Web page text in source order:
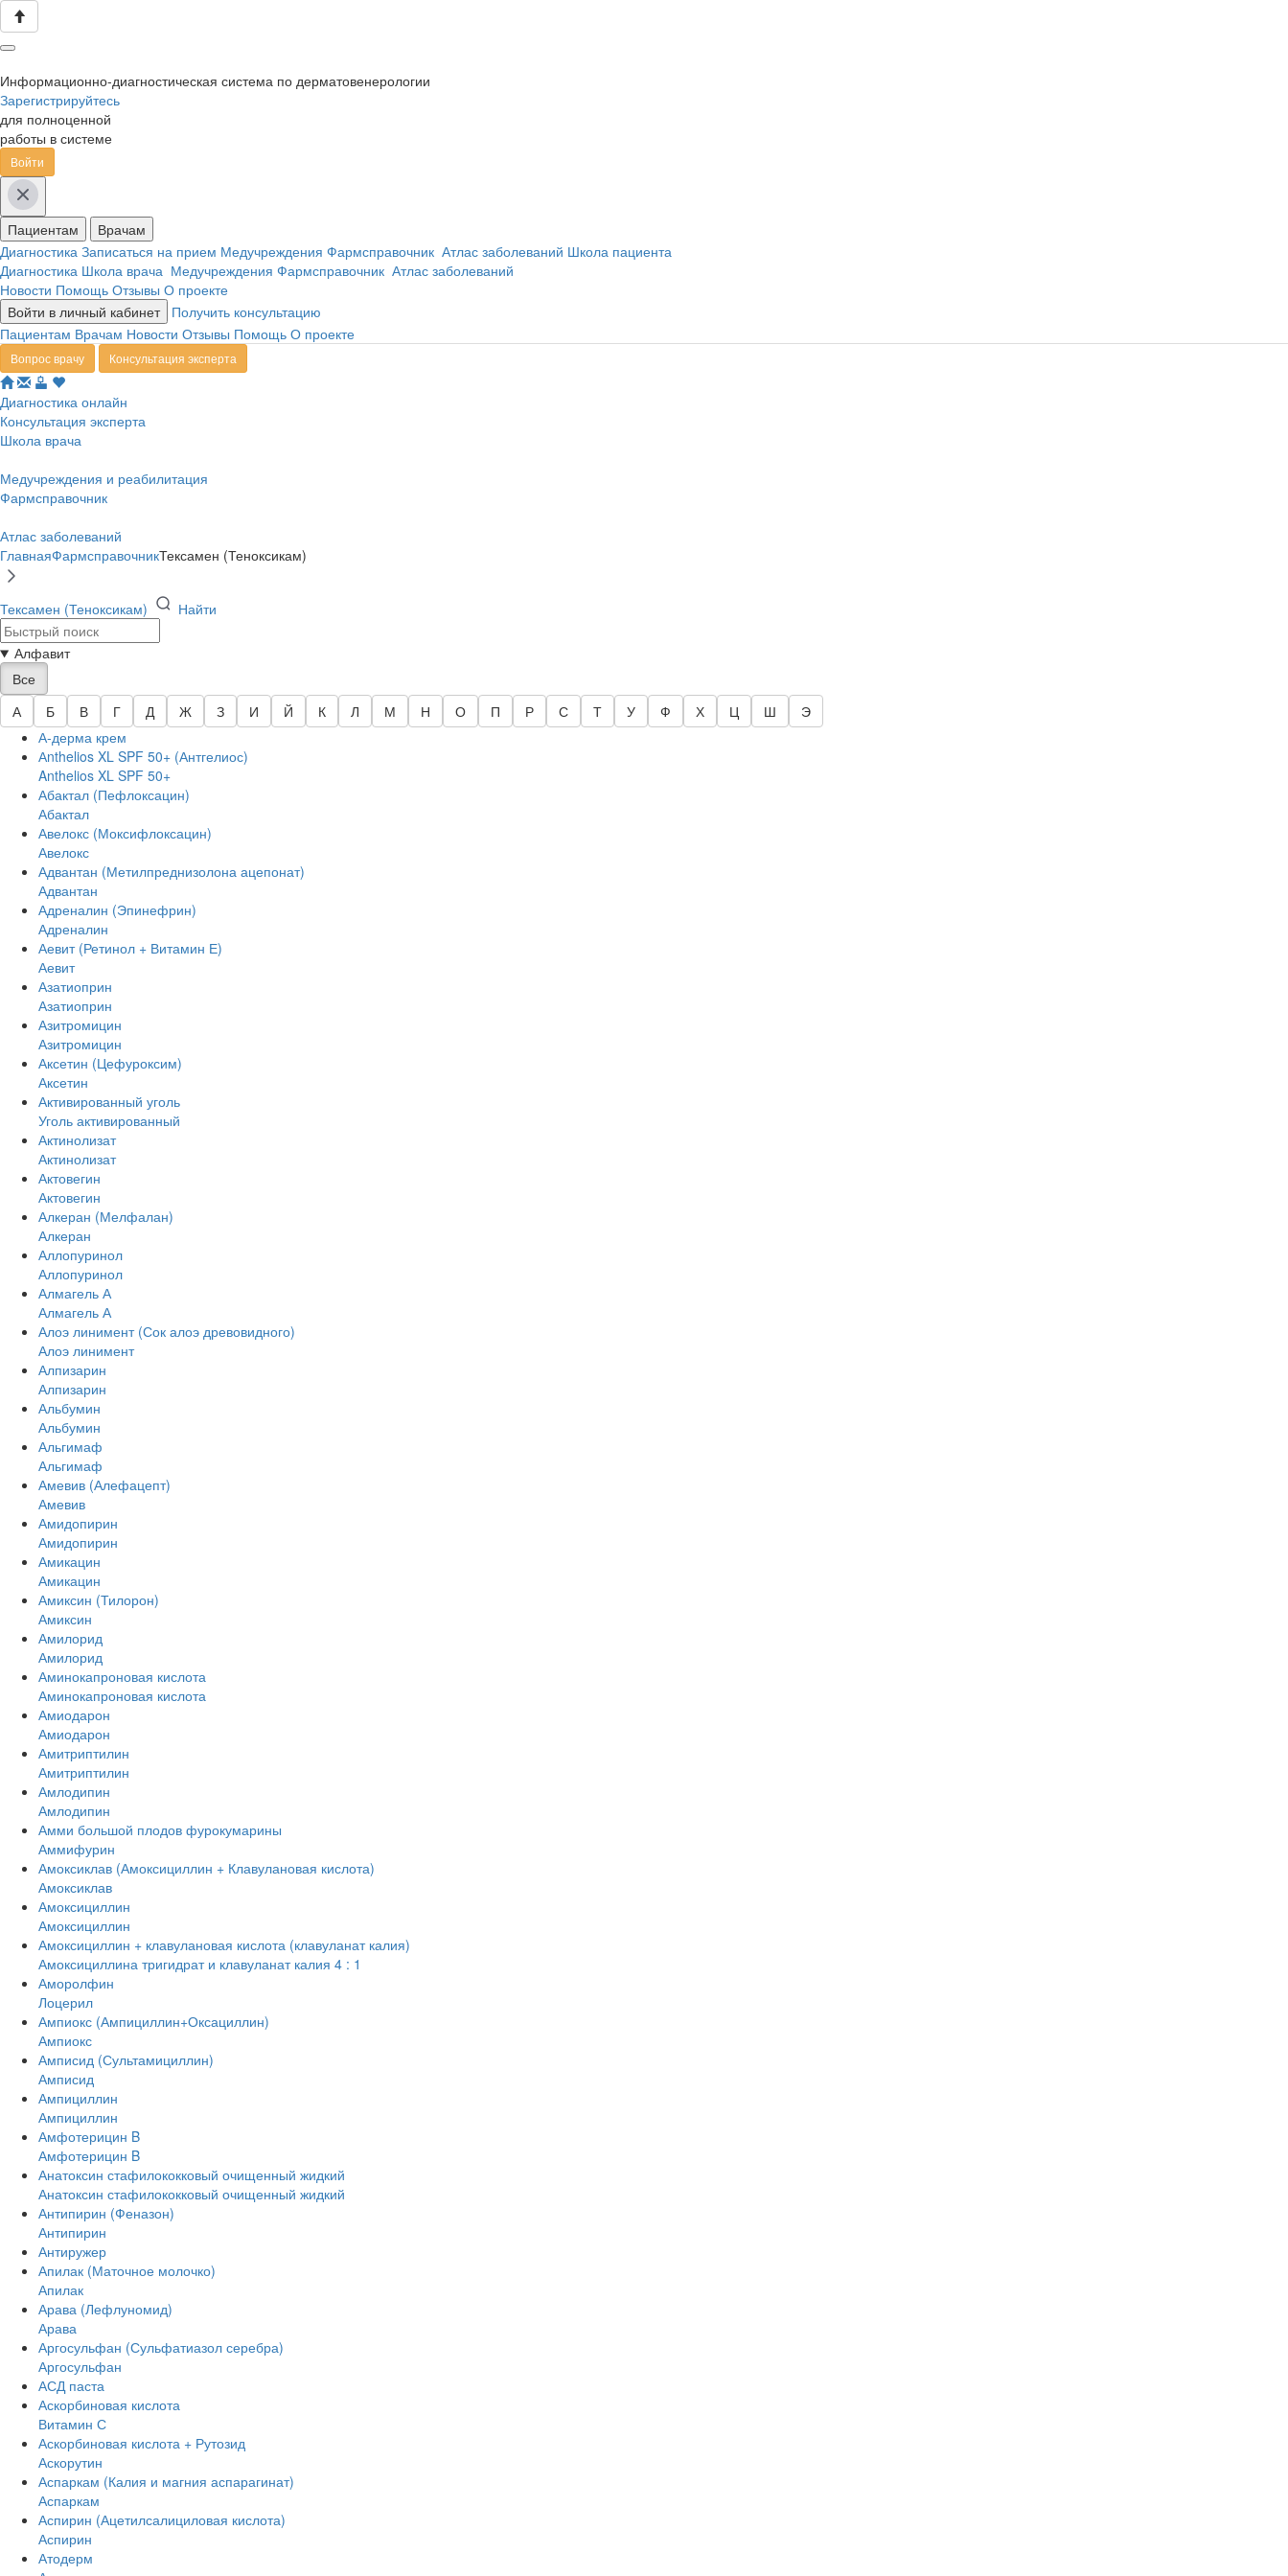
Информационно-диагностическая система по дерматовенерологии
Зарегистрируйтесь
для полноценной
работы в системе
Войти
Пациентам
Врачам
Диагностика Записаться на прием Медучреждения Фармсправочник Атлас заболеваний Школа пациента
Диагностика Школа врача Медучреждения Фармсправочник Атлас заболеваний
Новости Помощь Отзывы О проекте
Войти в личный кабинет
Получить консультацию
Пациентам Врачам Новости Отзывы Помощь О проекте
Вопрос врачу Консультация эксперта
Диагностика онлайн
Консультация эксперта
Школа врача
Медучреждения и реабилитация
Фармсправочник
Атлас заболеваний
ГлавнаяФармсправочникТексамен (Теноксикам)
Тексамен (Теноксикам) Найти
Алфавит
Все
А
Б В Г Д Ж З И Й К Л М Н О П Р С Т У Ф Х Ц Ш
Э
А-дерма крем
Аnthelios XL SPF 50+ (Антгелиос)
Anthelios XL SPF 50+
Абактал (Пефлоксацин)
Абактал
Авелокс (Моксифлоксацин)
Авелокс
Адвантан (Метилпреднизолона ацепонат)
Адвантан
Адреналин (Эпинефрин)
Адреналин
Аевит (Ретинол + Витамин Е)
Аевит
Азатиоприн
Азатиоприн
Азитромицин
Азитромицин
Аксетин (Цефуроксим)
Аксетин
Активированный уголь
Уголь активированный
Актинолизат
Актинолизат
Актовегин
Актовегин
Алкеран (Мелфалан)
Алкеран
Аллопуринол
Аллопуринол
Алмагель А
Алмагель А
Алоэ линимент (Сок алоэ древовидного)
Алоэ линимент
Алпизарин
Алпизарин
Альбумин
Альбумин
Альгимаф
Альгимаф
Амевив (Алефацепт)
Амевив
Амидопирин
Амидопирин
Амикацин
Амикацин
Амиксин (Тилорон)
Амиксин
Амилорид
Амилорид
Аминокапроновая кислота
Аминокапроновая кислота
Амиодарон
Амиодарон
Амитриптилин
Амитриптилин
Амлодипин
Амлодипин
Амми большой плодов фурокумарины
Аммифурин
Амоксиклав (Амоксициллин + Клавулановая кислота)
Амоксиклав
Амоксициллин
Амоксициллин
Амоксициллин + клавулановая кислота (клавуланат калия)
Амоксициллина тригидрат и клавуланат калия 4 : 1
Аморолфин
Лоцерил
Ампиокс (Ампициллин+Оксациллин)
Ампиокс
Амписид (Сультамициллин)
Амписид
Ампициллин
Ампициллин
Амфотерицин B
Амфотерицин B
Анатоксин стафилококковый очищенный жидкий
Анатоксин стафилококковый очищенный жидкий
Антипирин (Феназон)
Антипирин
Антиружер
Апилак (Маточное молочко)
Апилак
Арава (Лефлуномид)
Арава
Аргосульфан (Сульфатиазол серебра)
Аргосульфан
АСД паста
Аскорбиновая кислота
Витамин С
Аскорбиновая кислота + Рутозид
Аскорутин
Аспаркам (Калия и магния аспарагинат)
Аспаркам
Аспирин (Ацетилсалициловая кислота)
Аспирин
Атодерм